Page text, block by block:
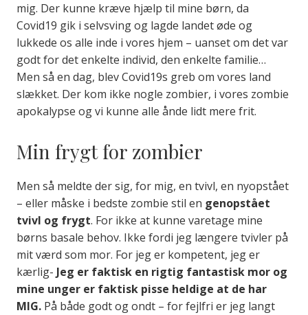
mig. Der kunne kræve hjælp til mine børn, da
Covid19 gik i selvsving og lagde landet øde og
lukkede os alle inde i vores hjem – uanset om det var
godt for det enkelte individ, den enkelte familie…
Men så en dag, blev Covid19s greb om vores land
slækket. Der kom ikke nogle zombier, i vores zombie
apokalypse og vi kunne alle ånde lidt mere frit.
Min frygt for zombier
Men så meldte der sig, for mig, en tvivl, en nyopstået
– eller måske i bedste zombie stil en genopstået
tvivl og frygt. For ikke at kunne varetage mine
børns basale behov. Ikke fordi jeg længere tvivler på
mit værd som mor. For jeg er kompetent, jeg er
kærlig- Jeg er faktisk en rigtig fantastisk mor og
mine unger er faktisk pisse heldige at de har
MIG.På både godt og ondt – for fejlfri er jeg langt